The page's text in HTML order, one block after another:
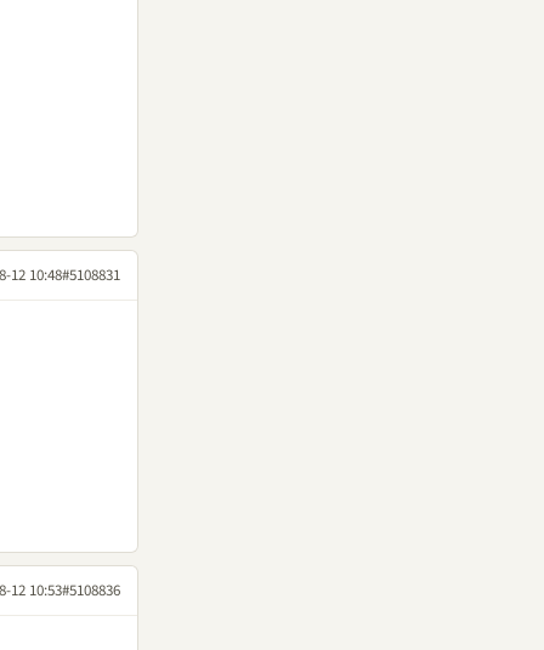
12 10:48#5108831
12 10:53#5108836